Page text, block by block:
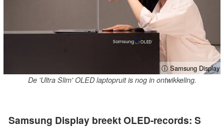
ⓘ Samsung Display
De 'Ultra Slim' OLED laptopruit is nog in ontwikkeling.
Samsung Display breekt OLED-records: S